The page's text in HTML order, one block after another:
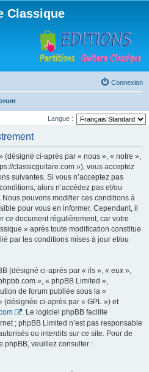
Classique
Connexion
Langue :
(désigné ci-après par « nous », « notre »,
classicguitare.com »), vous acceptez
suivantes. Si vous n’acceptez pas
alors n’accédez pas et/ou
pouvons modifier ces conditions à
pour vous en informer. Cependant, il
ce document régulièrement, car votre
» après toute modification constitue
par les conditions mises à jour et/ou
(désigné ci-après par « ils », « eux »,
», « phpBB Limited »,
de forum publiée sous la «
(désignée ci-après par « GPL ») et
. Le logiciel phpBB facilite
; phpBB Limited n’est pas responsable
ou interdits sur ce site. Pour de
phpBB, veuillez consulter :